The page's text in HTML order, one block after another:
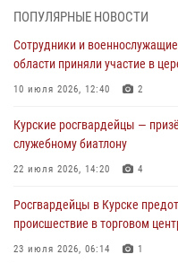
оздоровительных лагерях
05 августа 2026, 09:51
сбыта крупной партии
04 августа 2026, 12:52
85 владельцев оружия
04 августа 2026, 07:00
ПОПУЛЯРНЫЕ НОВОСТИ
Сотрудники и
области приняли участие в
10 июля 2026, 12:40 2
Курские росгвардейцы —
служебному биатлону
22 июля 2026, 14:20 4
Росгвардейцы в Курске
происшествие в торговом
23 июля 2026, 06:14 1